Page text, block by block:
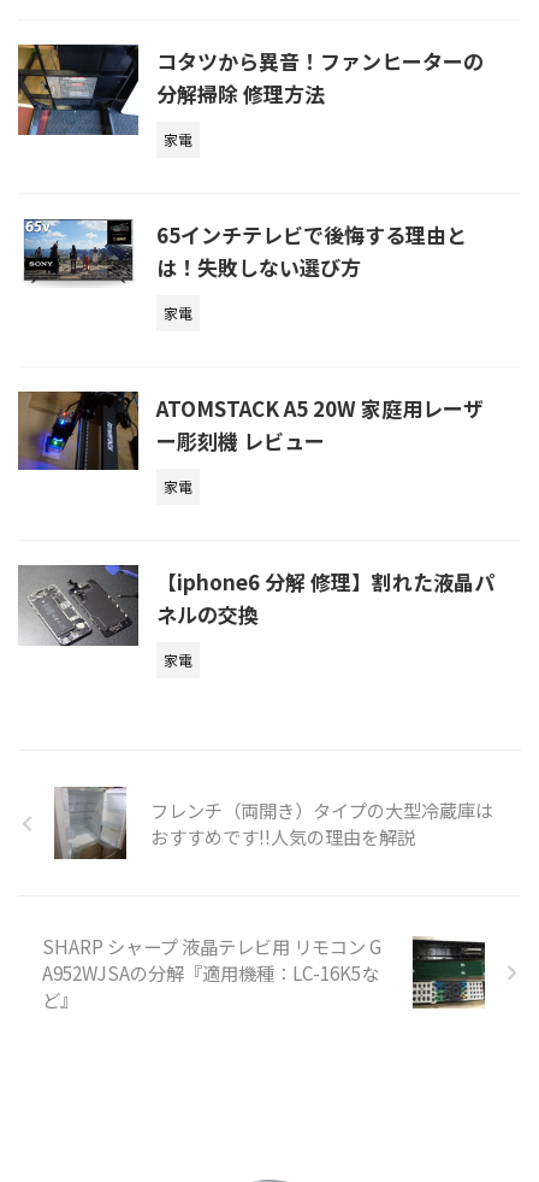
コタツから異音！ファンヒーターの
分解掃除 修理方法
家電
65インチテレビで後悔する理由と
は！失敗しない選び方
家電
ATOMSTACK A5 20W 家庭用レーザ
ー彫刻機 レビュー
家電
【iphone6 分解 修理】割れた液晶パ
ネルの交換
家電
フレンチ（両開き）タイプの大型冷蔵庫は
おすすめです!!人気の理由を解説
SHARP シャープ 液晶テレビ用 リモコン G
A952WJSAの分解『適用機種：LC-16K5な
ど』